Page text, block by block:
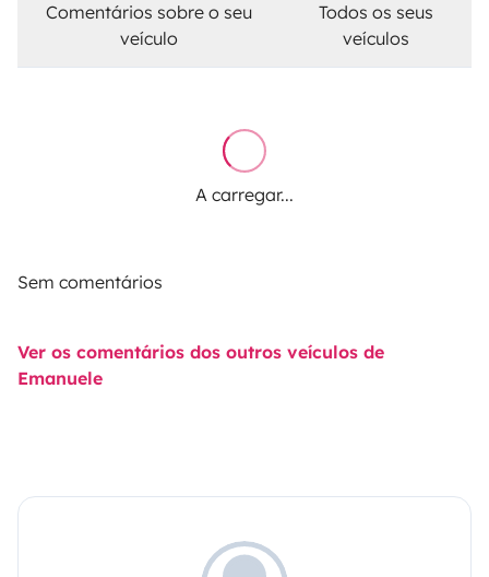
Comentários sobre o seu
veículo
Todos os seus
veículos
A carregar...
Sem comentários
Ver os comentários dos outros veículos de
Emanuele